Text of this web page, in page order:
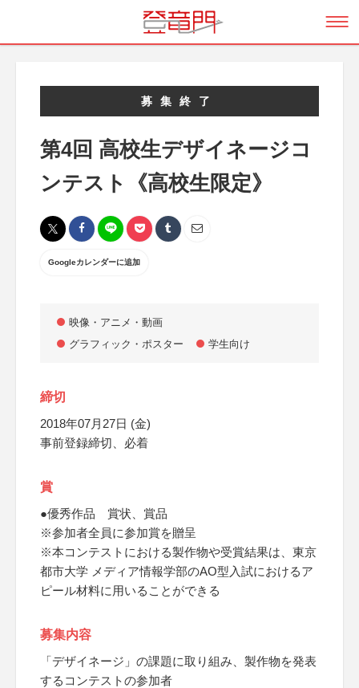
募集終了
第4回 高校生デザイネージコ
ンテスト《高校生限定》
Googleカレンダーに追加
映像・アニメ・動画
グラフィック・ポスター
学生向け
締切
2018年07月27日 (金)
事前登録締切、必着
賞
●優秀作品 賞状、賞品
※参加者全員に参加賞を贈呈
※本コンテストにおける製作物や受賞結果は、東京
都市大学 メディア情報学部のAO型入試におけるア
ピール材料に用いることができる
募集内容
「デザイネージ」の課題に取り組み、製作物を発表
するコンテストの参加者